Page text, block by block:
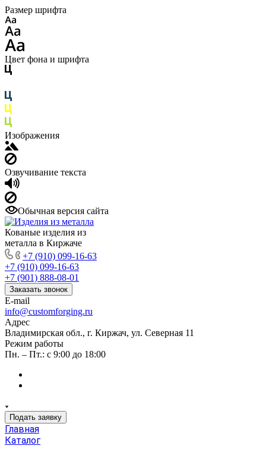
Размер шрифта
Цвет фона и шрифта
Изображения
Озвучивание текста
Обычная версия сайта
Кованые изделия из
металла в Киржаче
+7 (910) 099-16-63
+7 (910) 099-16-63
+7 (901) 888-08-01
Заказать звонок
E-mail
info@customforging.ru
Адрес
Владимирская обл., г. Киржач, ул. Северная 11
Режим работы
Пн. – Пт.: с 9:00 до 18:00
Подать заявку
Главная
Каталог